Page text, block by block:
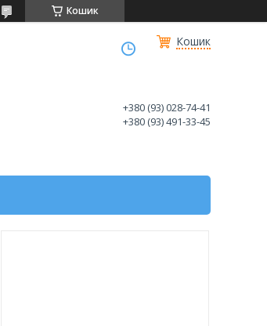
Кошик
Кошик
+380 (93) 028-74-41
+380 (93) 491-33-45